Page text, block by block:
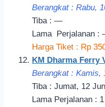
Berangkat : Rabu,
Tiba : —
Lama Perjalanan :
Harga Tiket : Rp
KM Dharma Ferry
Berangkat : Kamis,
Tiba : Jumat, 12
Lama Perjalanan :